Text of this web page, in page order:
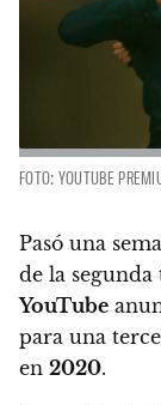
FOTO: YOUTUBE
Pasó una
de la
YouTube
para una
en 2020.